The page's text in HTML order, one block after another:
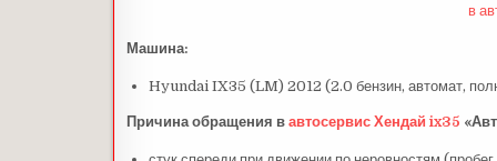
в
Машина:
Hyundai IX35 (LM) 2012 (2.0 бензин, автомат,
Причина обращения в автосервис Хендай ix35